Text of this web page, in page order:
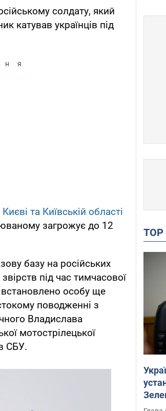
солдату, який
катував українців під
та Київській області
загрожує до 12
базу на російських
під час тимчасової
встановлено особу ще
поводженні з
Владислава
мотострілецької
СБУ.